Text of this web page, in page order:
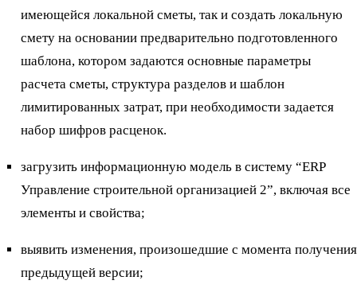
имеющейся локальной сметы, так и создать локальную
смету на основании предварительно подготовленного
шаблона, котором задаются основные параметры
расчета сметы, структура разделов и шаблон
лимитированных затрат, при необходимости задается
набор шифров расценок.
загрузить информационную модель в систему “ERP
Управление строительной организацией 2”, включая все
элементы и свойства;
выявить изменения, произошедшие с момента получения
предыдущей версии;